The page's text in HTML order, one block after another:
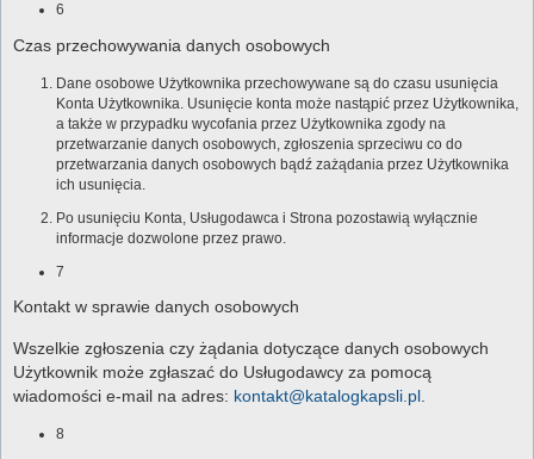
6
Czas przechowywania danych osobowych
Dane osobowe Użytkownika przechowywane są do czasu usunięcia
Konta Użytkownika. Usunięcie konta może nastąpić przez Użytkownika,
a także w przypadku wycofania przez Użytkownika zgody na
przetwarzanie danych osobowych, zgłoszenia sprzeciwu co do
przetwarzania danych osobowych bądź zażądania przez Użytkownika
ich usunięcia.
Po usunięciu Konta, Usługodawca i Strona pozostawią wyłącznie
informacje dozwolone przez prawo.
7
Kontakt w sprawie danych osobowych
Wszelkie zgłoszenia czy żądania dotyczące danych osobowych
Użytkownik może zgłaszać do Usługodawcy za pomocą
wiadomości e-mail na adres: kontakt@katalogkapsli.pl
8